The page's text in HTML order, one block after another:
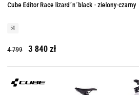
Cube Editor Race lizard´n´black - zielony-czarny
50
4 799 3 840 zł